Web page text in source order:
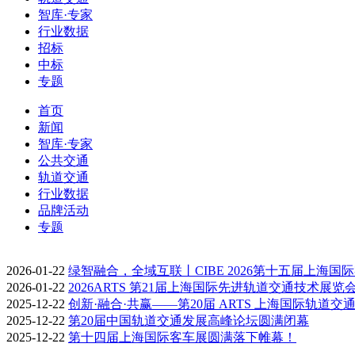
智库·专家
行业数据
招标
中标
专题
首页
新闻
智库·专家
公共交通
轨道交通
行业数据
品牌活动
专题
2026-01-22 绿智融合，全域互联丨CIBE 2026第十五届上海国
2026-01-22 2026ARTS 第21届上海国际先进轨道交通技术展览
2025-12-22 创新·融合·共赢——第20届 ARTS 上海国际轨道交
2025-12-22 第20届中国轨道交通发展高峰论坛圆满闭幕
2025-12-22 第十四届上海国际客车展圆满落下帷幕！